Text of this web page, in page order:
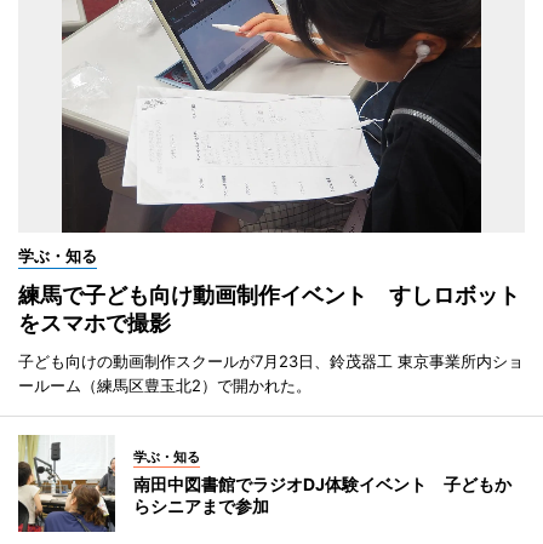
学ぶ・知る
練馬で子ども向け動画制作イベント すしロボット
をスマホで撮影
子ども向けの動画制作スクールが7月23日、鈴茂器工 東京事業所内ショ
ールーム（練馬区豊玉北2）で開かれた。
学ぶ・知る
南田中図書館でラジオDJ体験イベント 子どもか
らシニアまで参加